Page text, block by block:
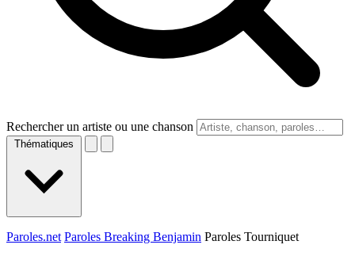
Rechercher un artiste ou une chanson
Thématiques
Paroles.net Paroles Breaking Benjamin Paroles Tourniquet